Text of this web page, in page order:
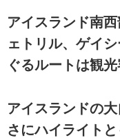
アイスランド南
ェトリル、ゲイ
ぐるルートは観
アイスランドの
さにハイライト